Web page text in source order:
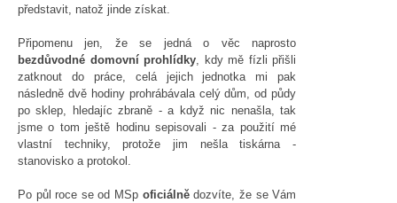
představit, natož jinde získat.
Připomenu jen, že se jedná o věc naprosto
bezdůvodné domovní prohlídky , kdy mě fízli přišli
zatknout do práce, celá jejich jednotka mi pak
následně dvě hodiny prohrábávala celý dům, od půdy
po sklep, hledajíc zbraně - a když nic nenašla, tak
jsme o tom ještě hodinu sepisovali - za použití mé
vlastní techniky, protože jim nešla tiskárna -
stanovisko a protokol.
Po půl roce se od MSp oficiálnědozvíte, že se Vám